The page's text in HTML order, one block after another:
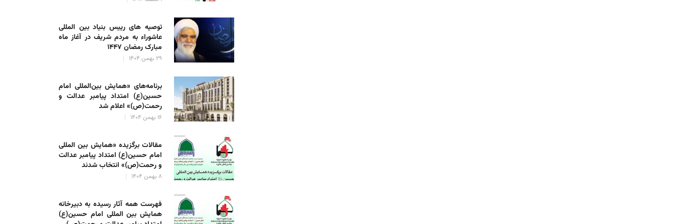
توصیه های رییس بنیاد بین المللی
عاشوراء به مردم شریف در آغاز ماه
مبارک رمضان ۱۴۴۷
۲۹ بهمن ۱۴۰۴
برنامه‌های «همایش بین‌المللی امام
حسین(ع) امتداد پیامبر عدالت و
رحمت(ص)» اعلام شد
۱۶ بهمن ۱۴۰۴
مقالات برگزیده «همایش بین المللی
امام حسین(ع) امتداد پیامبر عدالت
و رحمت(ص)» انتخاب شدند
۸ بهمن ۱۴۰۴
فهرست همه آثار رسیده به دبیرخانه
همایش بین المللی امام حسین(ع)